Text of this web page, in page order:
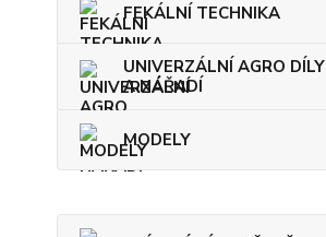
FEKÁLNÍ TECHNIKA
UNIVERZÁLNÍ AGRO DÍLY
A NÁŘADÍ
MODELY